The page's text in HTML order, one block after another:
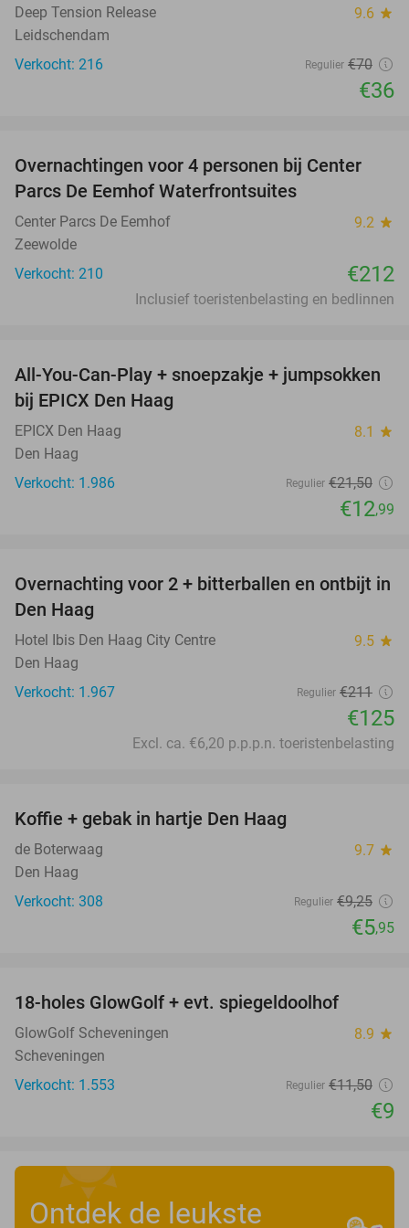
Deep Tension Release 9.6 star
Leidschendam
Verkocht: 216
Regulier €70
€36
Overnachtingen voor 4 personen bij Center
Parcs De Eemhof Waterfrontsuites
Center Parcs De Eemhof 9.2 star
Zeewolde
Verkocht: 210
€212
Inclusief toeristenbelasting en bedlinnen
40%
All-You-Can-Play + snoepzakje + jumpsokken
bij EPICX Den Haag
EPICX Den Haag 8.1 star
Den Haag
Verkocht: 1.986
Regulier €21,50
€12,99
41%
Overnachting voor 2 + bitterballen en ontbijt in
Den Haag
Hotel Ibis Den Haag City Centre 9.5 star
Den Haag
Verkocht: 1.967
Regulier €211
€125
Excl. ca. €6,20 p.p.p.n. toeristenbelasting
Koffie + gebak in hartje Den Haag
de Boterwaag 9.7 star
Den Haag
Verkocht: 308
Regulier €9,25
€5,95
18-holes GlowGolf + evt. spiegeldoolhof
GlowGolf Scheveningen 8.9 star
Scheveningen
Verkocht: 1.553
Regulier €11,50
€9
Ontdek de leukste